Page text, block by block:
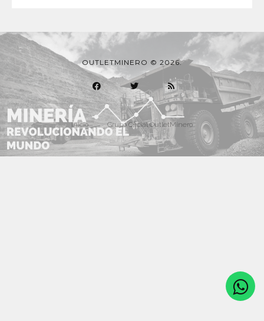
OUTLETMINERO © 2026.
Inicio Grupo Oficial OutletMinero